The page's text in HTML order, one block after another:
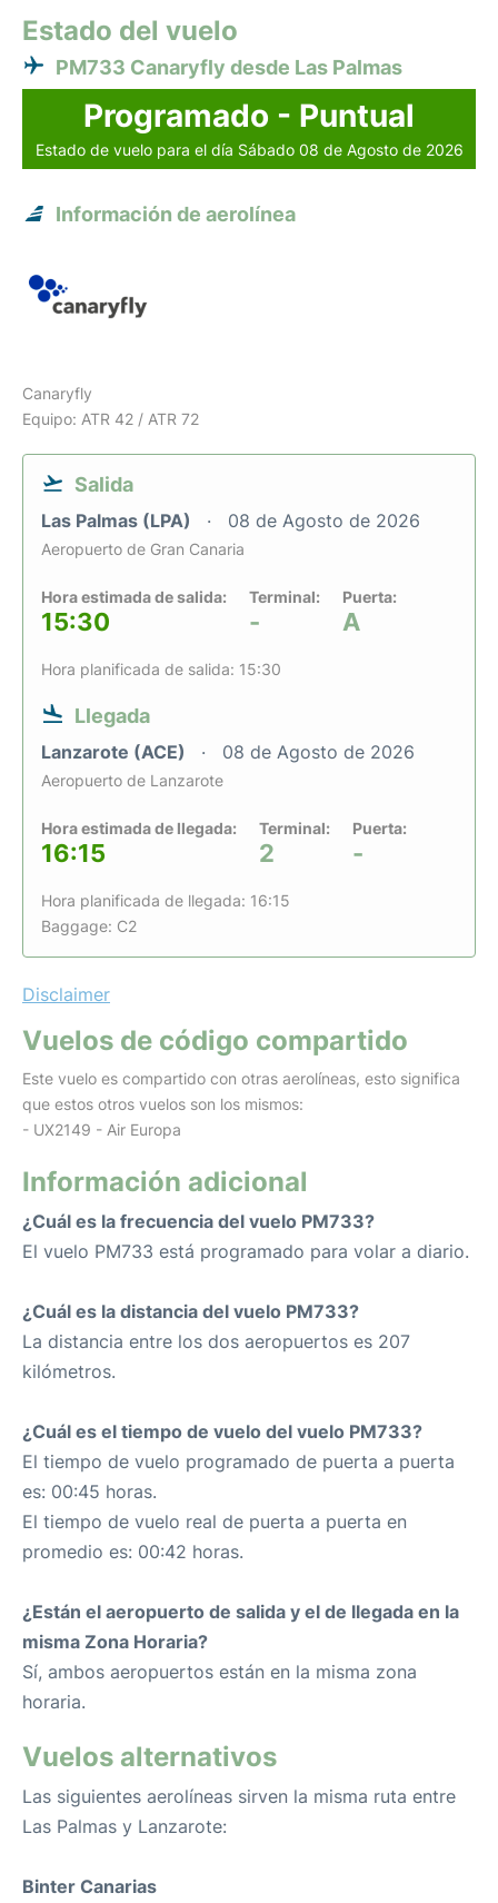
Estado del vuelo
PM733 Canaryfly desde Las Palmas
Programado - Puntual
Estado de vuelo para el día Sábado 08 de Agosto de 2026
Información de aerolínea
Canaryfly
Equipo: ATR 42 / ATR 72
Salida
Las Palmas (LPA) 08 de Agosto de 2026
Aeropuerto de Gran Canaria
Hora estimada de salida:
15:30
Terminal:
-
Puerta:
A
Hora planificada de salida: 15:30
Llegada
Lanzarote (ACE) 08 de Agosto de 2026
Aeropuerto de Lanzarote
Hora estimada de llegada:
16:15
Terminal:
2
Puerta:
-
Hora planificada de llegada: 16:15
Baggage: C2
Disclaimer
Vuelos de código compartido
Este vuelo es compartido con otras aerolíneas, esto significa
que estos otros vuelos son los mismos:
- UX2149 - Air Europa
Información adicional
¿Cuál es la frecuencia del vuelo PM733?
El vuelo PM733 está programado para volar a diario.
¿Cuál es la distancia del vuelo PM733?
La distancia entre los dos aeropuertos es 207
kilómetros.
¿Cuál es el tiempo de vuelo del vuelo PM733?
El tiempo de vuelo programado de puerta a puerta
es: 00:45 horas.
El tiempo de vuelo real de puerta a puerta en
promedio es: 00:42 horas.
¿Están el aeropuerto de salida y el de llegada en la
misma Zona Horaria?
Sí, ambos aeropuertos están en la misma zona
horaria.
Vuelos alternativos
Las siguientes aerolíneas sirven la misma ruta entre
Las Palmas y Lanzarote:
Binter Canarias